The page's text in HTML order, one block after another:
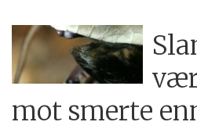
mot smerte